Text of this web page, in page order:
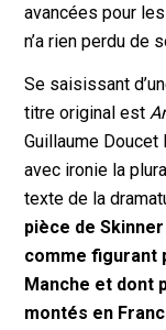
avancées pour
n’a rien perdu de
Se saisissant
titre original est
Guillaume Doucet
avec ironie la
texte de la
pièce de
comme figurant
Manche et dont
montés en